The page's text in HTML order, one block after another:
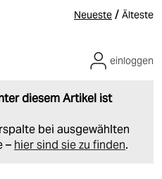
Neueste / Älteste
diesem Artikel ist
bei ausgewählten
– hier sind sie zu finden.
einloggen